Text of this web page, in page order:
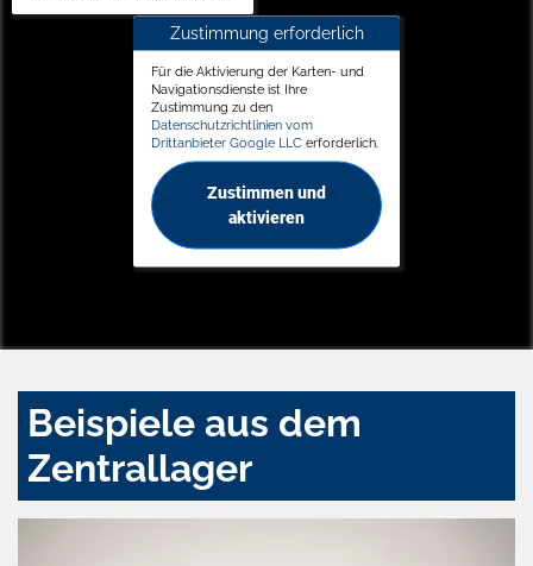
Zustimmung erforderlich
Für die Aktivierung der Karten- und
Navigationsdienste ist Ihre
Zustimmung zu den
Datenschutzrichtlinien vom
Drittanbieter Google LLC erforderlich.
Zustimmen und
aktivieren
Beispiele aus dem
Zentrallager